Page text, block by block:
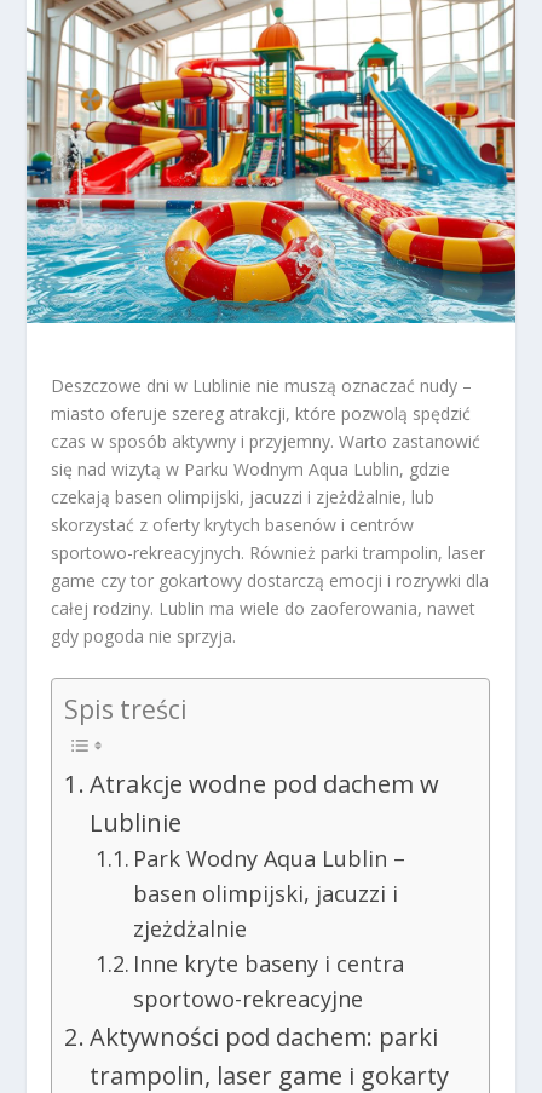
Deszczowe dni w Lublinie nie muszą oznaczać nudy –
miasto oferuje szereg atrakcji, które pozwolą spędzić
czas w sposób aktywny i przyjemny. Warto zastanowić
się nad wizytą w Parku Wodnym Aqua Lublin, gdzie
czekają basen olimpijski, jacuzzi i zjeżdżalnie, lub
skorzystać z oferty krytych basenów i centrów
sportowo-rekreacyjnych. Również parki trampolin, laser
game czy tor gokartowy dostarczą emocji i rozrywki dla
całej rodziny. Lublin ma wiele do zaoferowania, nawet
gdy pogoda nie sprzyja.
Spis treści
Atrakcje wodne pod dachem w
Lublinie
Park Wodny Aqua Lublin –
basen olimpijski, jacuzzi i
zjeżdżalnie
Inne kryte baseny i centra
sportowo-rekreacyjne
Aktywności pod dachem: parki
trampolin, laser game i gokarty